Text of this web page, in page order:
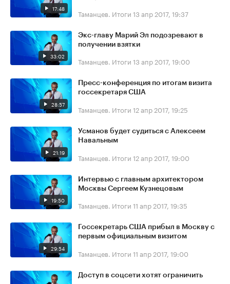
17:48 Таманцев. Итоги 13 апр 2017, 19:37
33:02
Экс-главу Марий Эл подозревают в
получении взятки
Таманцев. Итоги 13 апр 2017, 19:00
28:57
Пресс-конференция по итогам визита
госсекретаря США
Таманцев. Итоги 12 апр 2017, 19:25
21:19
Усманов будет судиться с Алексеем
Навальным
Таманцев. Итоги 12 апр 2017, 19:00
19:50
Интервью с главным архитектором
Москвы Сергеем Кузнецовым
Таманцев. Итоги 11 апр 2017, 19:35
29:54
Госсекретарь США прибыл в Москву с
первым официальным визитом
Таманцев. Итоги 11 апр 2017, 19:00
Доступ в соцсети хотят ограничить